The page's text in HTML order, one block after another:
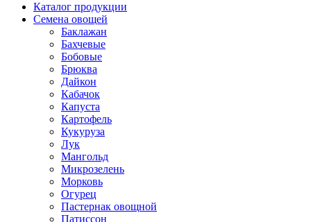
Каталог продукции
Семена овощей
Баклажан
Бахчевые
Бобовые
Брюква
Дайкон
Кабачок
Капуста
Картофель
Кукуруза
Лук
Мангольд
Микрозелень
Морковь
Огурец
Пастернак овощной
Патиссон